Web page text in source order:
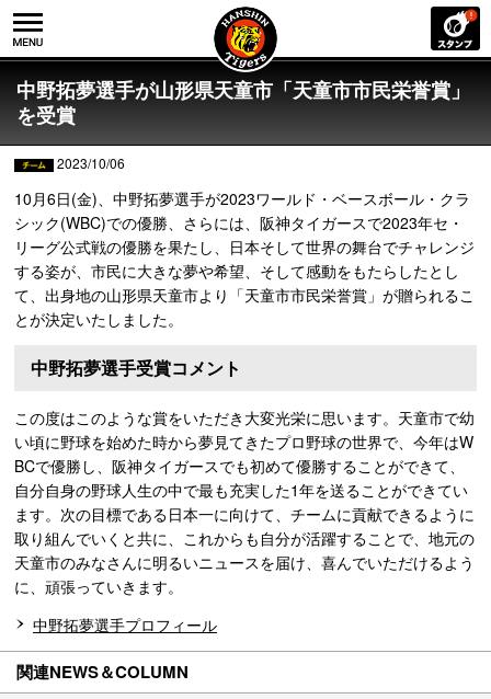
中野拓夢選手が山形県天童市「天童市市民栄誉賞」
を受賞
2023/10/06
10月6日(金)、中野拓夢選手が2023ワールド・ベースボール・クラ
シック(WBC)での優勝、さらには、阪神タイガースで2023年セ・
リーグ公式戦の優勝を果たし、日本そして世界の舞台でチャレンジ
する姿が、市民に大きな夢や希望、そして感動をもたらしたとし
て、出身地の山形県天童市より「天童市市民栄誉賞」が贈られるこ
とが決定いたしました。
中野拓夢選手受賞コメント
この度はこのような賞をいただき大変光栄に思います。天童市で幼
い頃に野球を始めた時から夢見てきたプロ野球の世界で、今年はW
BCで優勝し、阪神タイガースでも初めて優勝することができて、
自分自身の野球人生の中で最も充実した1年を送ることができてい
ます。次の目標である日本一に向けて、チームに貢献できるように
取り組んでいくと共に、これからも自分が活躍することで、地元の
天童市のみなさんに明るいニュースを届け、喜んでいただけるよう
に、頑張っていきます。
中野拓夢選手プロフィール
関連NEWS＆COLUMN